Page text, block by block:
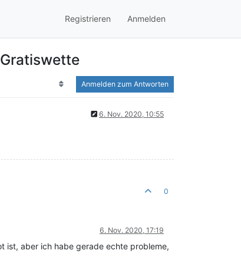
Registrieren Anmelden
Anmelden zum Antworten
6. Nov. 2020, 10:55
0
6. Nov. 2020, 17:19
ist, aber ich habe gerade echte probleme,